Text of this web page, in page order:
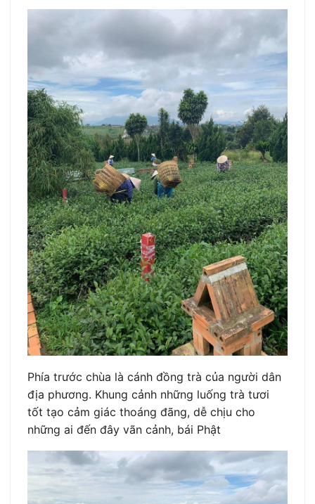
Phía trước chùa là cánh đồng trà của người dân
địa phương. Khung cảnh những luống trà tươi
tốt tạo cảm giác thoáng đãng, dễ chịu cho
những ai đến đây vãn cảnh, bái Phật